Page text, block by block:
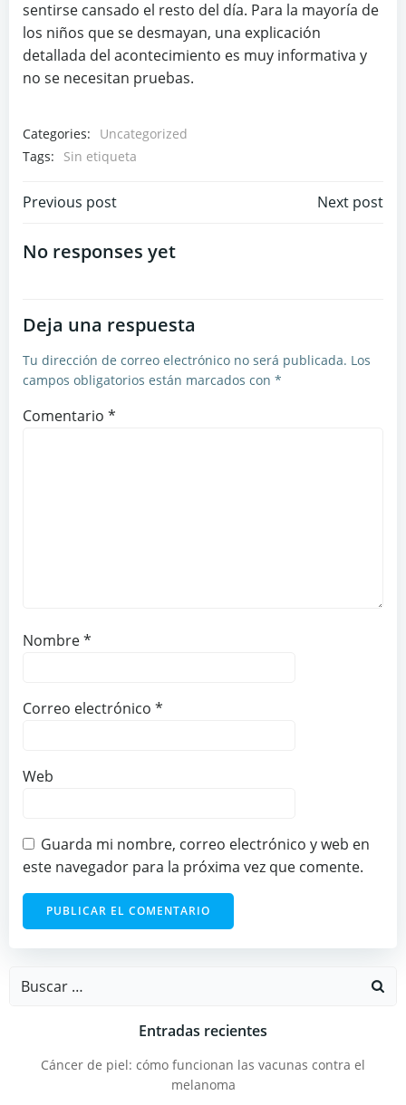
sentirse cansado el resto del día. Para la mayoría de
los niños que se desmayan, una explicación
detallada del acontecimiento es muy informativa y
no se necesitan pruebas.
Categories:
Uncategorized
Tags:
Sin etiqueta
Navegación
de
Previous post
Navegación
Next post
No responses yet
Deja una respuesta
Tu dirección de correo electrónico no será publicada. Los
campos obligatorios están marcados con *
Comentario *
Nombre*
Correo electrónico *
Web
Guarda mi nombre, correo electrónico y web en
este navegador para la próxima vez que comente.
Buscar:
Entradas recientes
Cáncer de piel: cómo funcionan las vacunas contra el
melanoma